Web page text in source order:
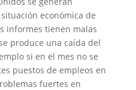
económica de
informes tienen malas
produce una caída del
si en el mes no se
puestos de empleos en
fuertes en